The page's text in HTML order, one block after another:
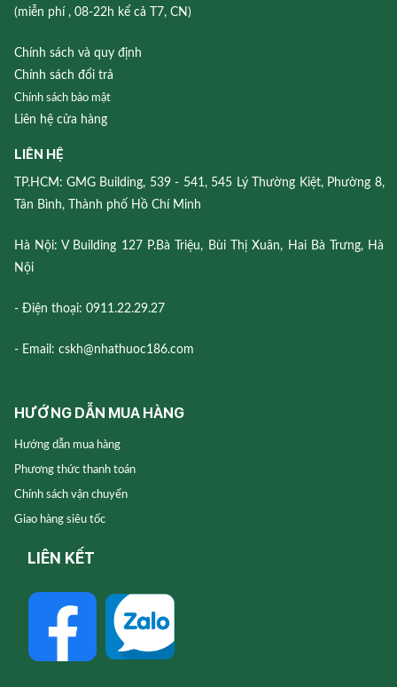
(miễn phí , 08-22h kể cả T7, CN)
Chính sách và quy định
Chính sách đổi trả
Chính sách bảo mật
Liên hệ cửa hàng
LIÊN HỆ
TP.HCM: GMG Building, 539 - 541, 545 Lý Thường Kiệt, Phường 8,
Tân Bình, Thành phố Hồ Chí Minh
Hà Nội: V Building 127 P.Bà Triệu, Bùi Thị Xuân, Hai Bà Trưng, Hà
Nội
- Điện thoại: 0911.22.29.27
- Email: cskh@nhathuoc186.com
HƯỚNG DẪN MUA HÀNG
Hướng dẫn mua hàng
Phương thức thanh toán
Chính sách vận chuyển
Giao hàng siêu tốc
LIÊN KẾT